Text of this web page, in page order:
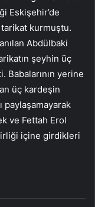
Eskişehir’de
tarikat kurmuştu.
Abdülbaki
şeyhin üç
Babalarının yerine
üç kardeşin
paylaşamayarak
ve Fettah Erol
içine girdikleri